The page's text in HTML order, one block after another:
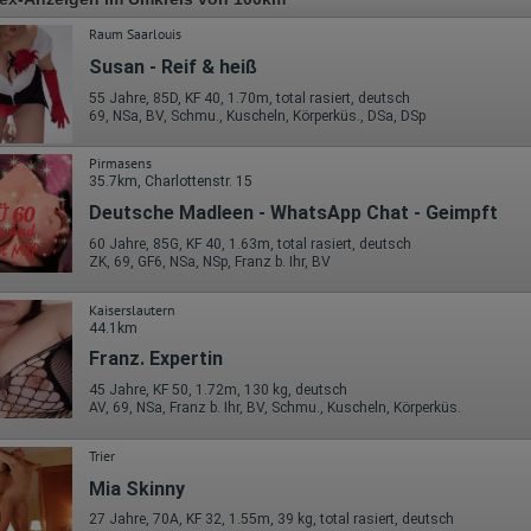
Raum Saarlouis
Susan - Reif & heiß
55 Jahre, 85D, KF 40, 1.70m, total rasiert, deutsch
69, NSa, BV, Schmu., Kuscheln, Körperküs., DSa, DSp
Pirmasens
35.7km, Charlottenstr. 15
Deutsche Madleen - WhatsApp Chat - Geimpft
60 Jahre, 85G, KF 40, 1.63m, total rasiert, deutsch
ZK, 69, GF6, NSa, NSp, Franz b. Ihr, BV
Kaiserslautern
44.1km
Franz. Expertin
45 Jahre, KF 50, 1.72m, 130 kg, deutsch
AV, 69, NSa, Franz b. Ihr, BV, Schmu., Kuscheln, Körperküs.
Trier
Mia Skinny
27 Jahre, 70A, KF 32, 1.55m, 39 kg, total rasiert, deutsch